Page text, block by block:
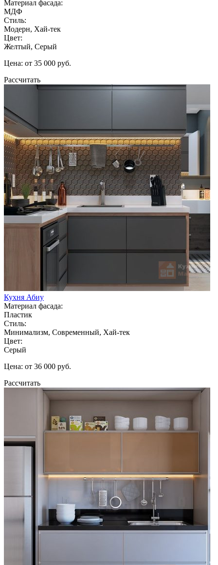
Материал фасада:
МДФ
Стиль:
Модерн, Хай-тек
Цвет:
Желтый, Серый
Цена: от 35 000 руб.
Рассчитать
Кухня Абиу
Материал фасада:
Пластик
Стиль:
Минимализм, Современный, Хай-тек
Цвет:
Серый
Цена: от 36 000 руб.
Рассчитать